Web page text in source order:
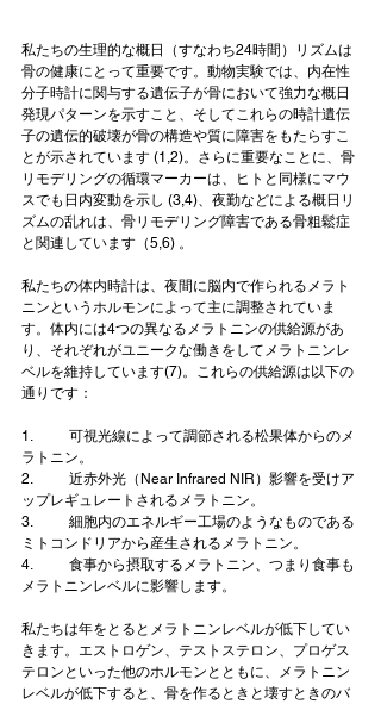
私たちの生理的な概日（すなわち24時間）リズムは
骨の健康にとって重要です。動物実験では、内在性
分子時計に関与する遺伝子が骨において強力な概日
発現パターンを示すこと、そしてこれらの時計遺伝
子の遺伝的破壊が骨の構造や質に障害をもたらすこ
とが示されています (1,2)。さらに重要なことに、骨
リモデリングの循環マーカーは、ヒトと同様にマウ
スでも日内変動を示し (3,4)、夜勤などによる概日リ
ズムの乱れは、骨リモデリング障害である骨粗鬆症
と関連しています（5,6) 。
私たちの体内時計は、夜間に脳内で作られるメラト
ニンというホルモンによって主に調整されていま
す。体内には4つの異なるメラトニンの供給源があ
り、それぞれがユニークな働きをしてメラトニンレ
ベルを維持しています(7)。これらの供給源は以下の
通りです：
1.	可視光線によって調節される松果体からのメ
ラトニン。
2.	近赤外光（Near Infrared NIR）影響を受けア
ップレギュレートされるメラトニン。
3.	細胞内のエネルギー工場のようなものである
ミトコンドリアから産生されるメラトニン。
4.	食事から摂取するメラトニン、つまり食事も
メラトニンレベルに影響します。
私たちは年をとるとメラトニンレベルが低下してい
きます。エストロゲン、テストステロン、プロゲス
テロンといった他のホルモンとともに、メラトニン
レベルが低下すると、骨を作るときと壊すときのバ